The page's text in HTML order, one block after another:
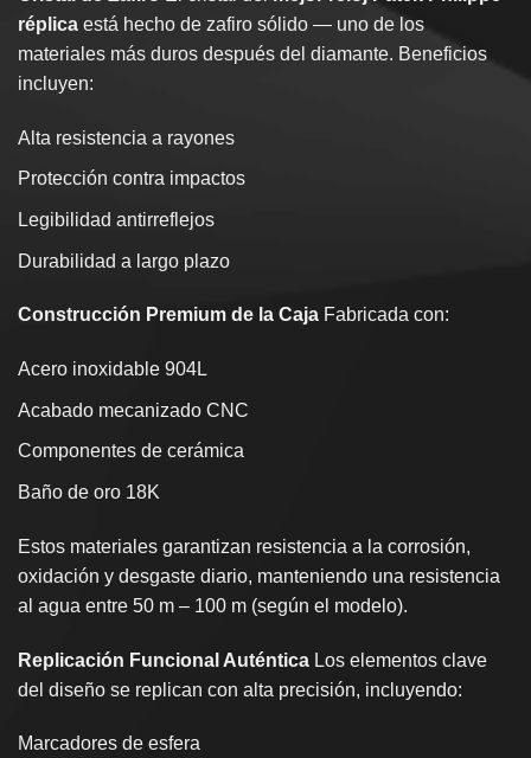
réplica está hecho de zafiro sólido — uno de los
materiales más duros después del diamante. Beneficios
incluyen:
Alta resistencia a rayones
Protección contra impactos
Legibilidad antirreflejos
Durabilidad a largo plazo
Construcción Premium de la Caja Fabricada con:
Acero inoxidable 904L
Acabado mecanizado CNC
Componentes de cerámica
Baño de oro 18K
Estos materiales garantizan resistencia a la corrosión,
oxidación y desgaste diario, manteniendo una resistencia
al agua entre 50 m – 100 m (según el modelo).
Replicación Funcional Auténtica Los elementos clave
del diseño se replican con alta precisión, incluyendo:
Marcadores de esfera